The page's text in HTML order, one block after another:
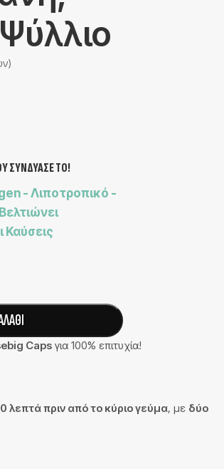
ΣΥΝΔΥΑΣΕ ΤΟ!
- Λιποτροπικό -
Καύσεις
Caps για 100% επιτυχία!
λεπτά πριν από το κύριο γεύμα, με δύο